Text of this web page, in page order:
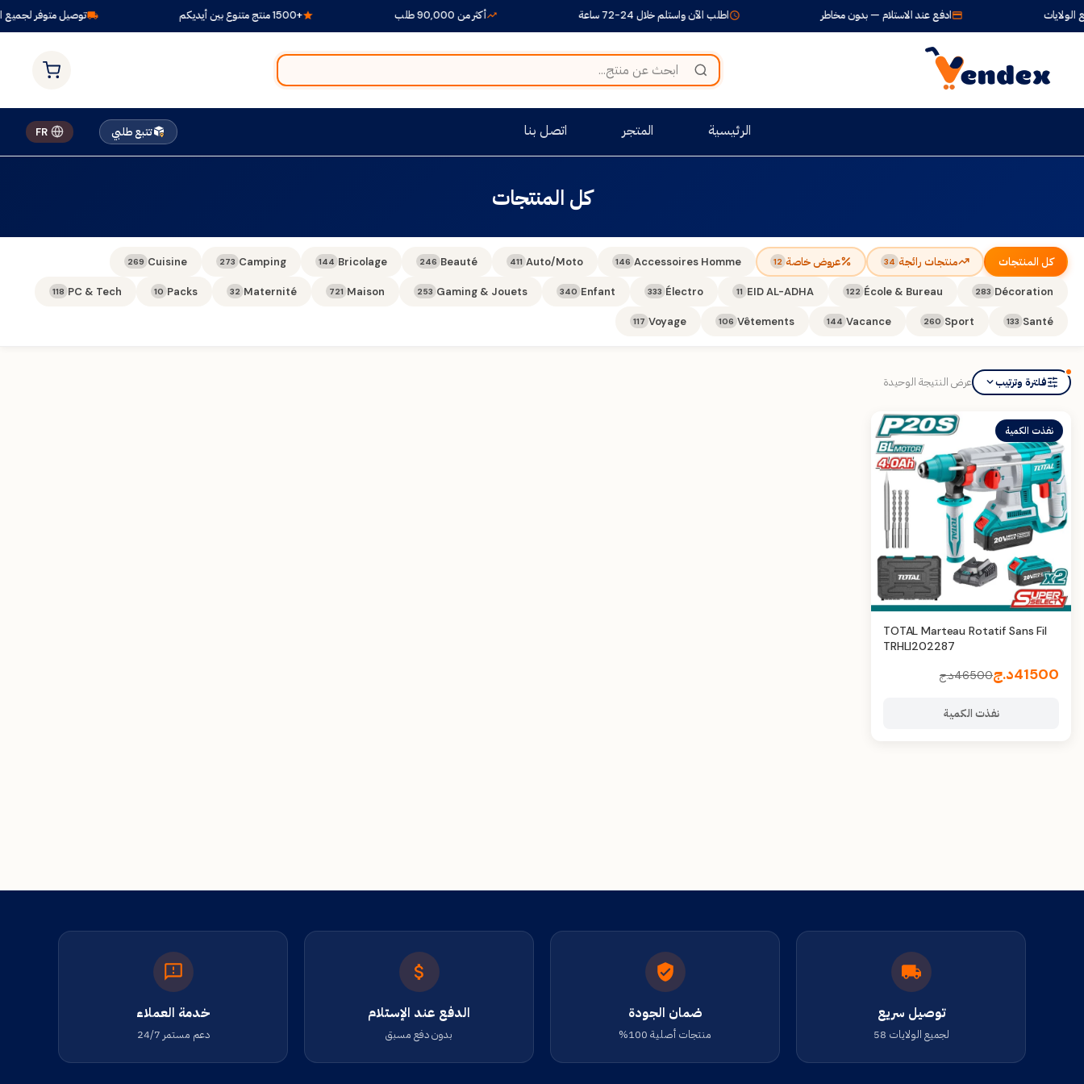
توصيل متوفر لجميع +1500 منتج متنوع بين أيديكم أكثر من 90,000 طلب اطلب الآن واستلم خلال 24-72 ساعة ادفع عند الاستلام — بدون مخاطر
الرئيسية المتجر اتصل بنا تتبع طلبي FR
كل المنتجات
كل المنتجات منتجات رائجة 34 عروض خاصة 12
Accessoires Homme
146
Auto/Moto
411
Beauté
246
Bricolage
144
Camping
273
Cuisine
269
Décoration
283
École & Bureau
122
EID AL-ADHA
11
Électro
333
Enfant
340
Gaming & Jouets
253
Maison
721
Maternité
32
Packs
10
PC & Tech
118
Santé
133
Sport
260
Vacance
144
Vêtements
106
Voyage
117
فلترة وترتيب عرض النتيجة الوحيدة
نفذت الكمية
TOTAL Marteau Rotatif Sans Fil
TRHLI202287
41500د.ج46500د.ج
نفذت الكمية
توصيل سريع
لجميع الولايات 58
ضمان الجودة
منتجات أصلية 100%
الدفع عند الإستلام
بدون دفع مسبق
خدمة العملاء
دعم مستمر 24/7